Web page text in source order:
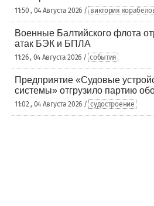
11:50 , 04 Августа 2026 / виктория
Военные Балтийского флота
атак БЭК и БПЛА
11:26 , 04 Августа 2026 / события
Предприятие «Судовые
системы» отгрузило партию
11:02 , 04 Августа 2026 / судостроение